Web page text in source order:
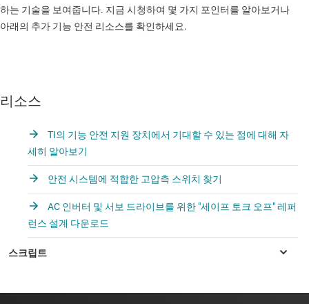
하는 기술을 보여줍니다. 지금 시청하여 몇 가지 포인터를 알아보거나
아래의 추가 기능 안전 리소스를 확인하세요.
리소스
TI의 기능 안전 지원 장치에서 기대할 수 있는 점에 대해 자
세히 알아보기
안전 시스템에 적합한 고압측 스위치 찾기
AC 인버터 및 서보 드라이브를 위한 "세이프 토크 오프" 레퍼
런스 설계 다운로드